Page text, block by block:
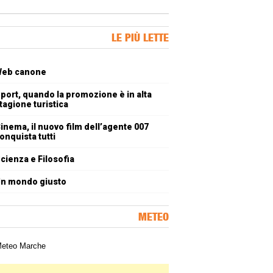
LE PIÙ LETTE
canone
quando la promozione è in alta
turistica
il nuovo film dell’agente 007
tutti
e Filosofia
mondo giusto
METEO
meteorologica delle Marche